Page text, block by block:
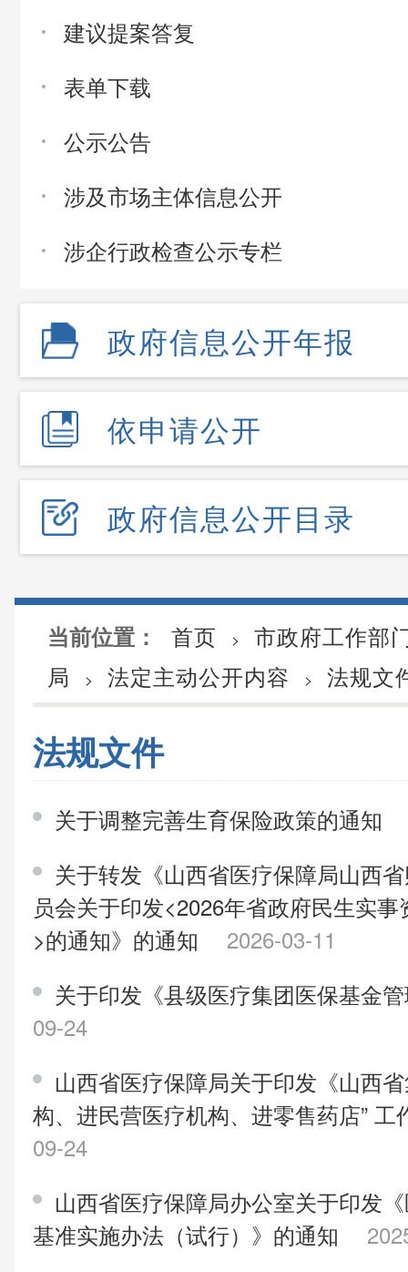
建议提案答复
表单下载
公示公告
涉及市场主体信息公开
涉企行政检查公示专栏
政府信息公开年报
依申请公开
政府信息公开目录
当前位置： 首页 >
市政府工作部
局
> 法定主动公开内容 > 法规文
法规文件
关于调整完善生育保险政策的通知
关于转发《山西省医疗保障局山西
员会关于印发<2026年省政府民生实
>的通知》的通知
2026-03-11
关于印发《县级医疗集团医保基金
09-24
山西省医疗保障局关于印发《山西
构、进民营医疗机构、进零售药店”
09-24
山西省医疗保障局办公室关于印发
基准实施办法（试行）》的通知